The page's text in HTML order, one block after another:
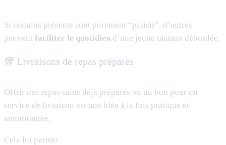
Si certains présents sont purement “plaisir”, d’autres
peuvent faciliter le quotidien d’une jeune maman débordée.
🥡 Livraisons de repas préparés
Offrir des repas sains déjà préparés ou un bon pour un
service de livraison est une idée à la fois pratique et
attentionnée.
Cela lui permet :